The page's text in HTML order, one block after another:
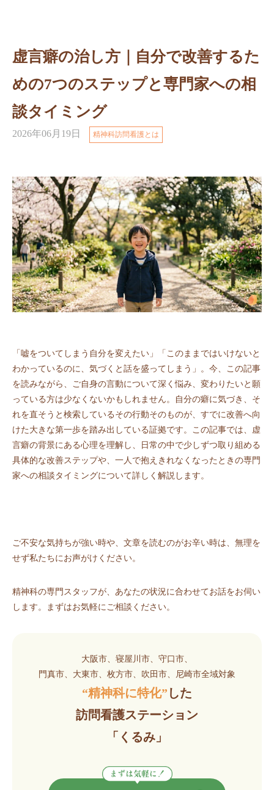
虚言癖の治し方｜自分で改善するた
めの7つのステップと専門家への相
談タイミング
2026年06月19日 精神科訪問看護とは
「嘘をついてしまう自分を変えたい」「このままではいけないと
わかっているのに、気づくと話を盛ってしまう」。今、この記事
を読みながら、ご自身の言動について深く悩み、変わりたいと願
っている方は少なくないかもしれません。自分の癖に気づき、そ
れを直そうと検索しているその行動そのものが、すでに改善へ向
けた大きな第一歩を踏み出している証拠です。この記事では、虚
言癖の背景にある心理を理解し、日常の中で少しずつ取り組める
具体的な改善ステップや、一人で抱えきれなくなったときの専門
家への相談タイミングについて詳しく解説します。
ご不安な気持ちが強い時や、文章を読むのがお辛い時は、無理を
せず私たちにお声がけください。
精神科の専門スタッフが、あなたの状況に合わせてお話をお伺い
します。まずはお気軽にご相談ください。
大阪市、寝屋川市、守口市、
門真市、大東市、枚方市、吹田市、尼崎市全域対象
“精神科に特化” した
訪問看護ステーション
「くるみ」